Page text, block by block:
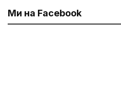
Ми на Facebook